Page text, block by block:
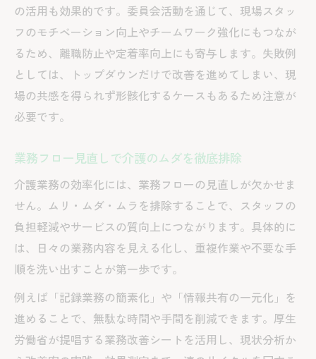
の活用も効果的です。委員会活動を通じて、現場スタッ
フのモチベーション向上やチームワーク強化にもつなが
るため、離職防止や定着率向上にも寄与します。失敗例
としては、トップダウンだけで改善を進めてしまい、現
場の共感を得られず形骸化するケースもあるため注意が
必要です。
業務フロー見直しで介護のムダを徹底排除
介護業務の効率化には、業務フローの見直しが欠かせま
せん。ムリ・ムダ・ムラを排除することで、スタッフの
負担軽減やサービスの質向上につながります。具体的に
は、日々の業務内容を見える化し、重複作業や不要な手
順を洗い出すことが第一歩です。
例えば「記録業務の簡素化」や「情報共有の一元化」を
進めることで、無駄な時間や手間を削減できます。厚生
労働省が提唱する業務改善シートを活用し、現状分析か